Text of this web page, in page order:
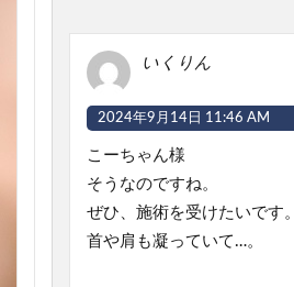
いくりん
2024年9月14日 11:46 AM
こーちゃん様
そうなのですね。
ぜひ、施術を受けたいです。
首や肩も凝っていて…。